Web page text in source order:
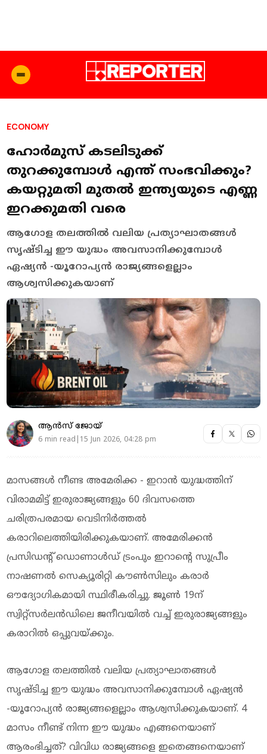
ECONOMY
ഹോര്‍മുസ് കടലിടുക്ക്
തുറക്കുമ്പോള്‍ എന്ത് സംഭവിക്കും?
കയറ്റുമതി മുതല്‍ ഇന്ത്യയുടെ എണ്ണ
ഇറക്കുമതി വരെ
ആഗോള തലത്തില്‍ വലിയ പ്രത്യാഘാതങ്ങള്‍
സൃഷ്ടിച്ച ഈ യുദ്ധം അവസാനിക്കുമ്പോള്‍
ഏഷ്യന്‍ -യൂറോപ്യന്‍ രാജ്യങ്ങളെല്ലാം
ആശ്വസിക്കുകയാണ്
ആന്‍സ് ജോയ്‌
6 min read|15 Jun 2026, 04:28 pm
മാസങ്ങള്‍ നീണ്ട അമേരിക്ക - ഇറാന്‍ യുദ്ധത്തിന്
വിരാമമിട്ട് ഇരുരാജ്യങ്ങളും 60 ദിവസത്തെ
ചരിത്രപരമായ വെടിനിര്‍ത്തല്‍
കരാറിലെത്തിയിരിക്കുകയാണ്. അമേരിക്കന്‍
പ്രസിഡന്റ് ഡൊണാള്‍ഡ് ട്രംപും ഇറാന്റെ സുപ്രീം
നാഷണല്‍ സെക്യൂരിറ്റി കൗണ്‍സിലും കരാര്‍
ഔദ്യോഗികമായി സ്ഥിരീകരിച്ചു. ജൂണ്‍ 19ന്
സ്വിറ്റ്‌സര്‍ലന്‍ഡിലെ ജനീവയില്‍ വച്ച് ഇരുരാജ്യങ്ങളും
കരാറില്‍ ഒപ്പുവയ്ക്കും.
ആഗോള തലത്തില്‍ വലിയ പ്രത്യാഘാതങ്ങള്‍
സൃഷ്ടിച്ച ഈ യുദ്ധം അവസാനിക്കുമ്പോള്‍ ഏഷ്യന്‍
-യൂറോപ്യന്‍ രാജ്യങ്ങളെല്ലാം ആശ്വസിക്കുകയാണ്. 4
മാസം നീണ്ട് നിന്ന ഈ യുദ്ധം എങ്ങനെയാണ്
ആരംഭിച്ചത്? വിവിധ രാജ്യങ്ങളെ ഇതെങ്ങനെയാണ്